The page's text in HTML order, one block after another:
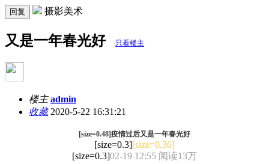
回复 摄影美术
又是一年春光好 只看楼主
楼主 admin
收藏2020-5-22 16:31:21
[size=0.48]疫情过后又是一年春光好
[size=0.3][size=0.36]
[size=0.3]02-19 12:55 阅读13万